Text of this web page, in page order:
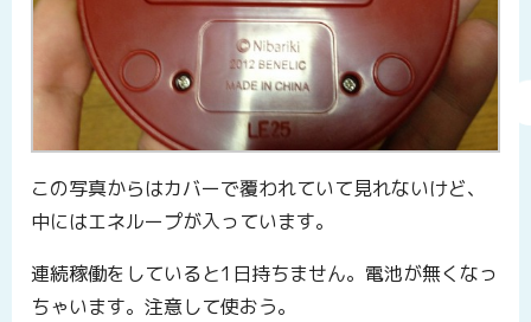
この写真からはカバーで覆われていて見れないけど、
中にはエネループが入っています。
連続稼働をしていると1日持ちません。電池が無くなっ
ちゃいます。注意して使おう。